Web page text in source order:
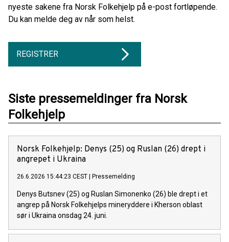
nyeste sakene fra Norsk Folkehjelp på e-post fortløpende.
Du kan melde deg av når som helst.
REGISTRER
Siste pressemeldinger fra Norsk
Folkehjelp
Norsk Folkehjelp: Denys (25) og Ruslan (26) drept i
angrepet i Ukraina
26.6.2026 15:44:23 CEST Pressemelding
Denys Butsnev (25) og Ruslan Simonenko (26) ble drept i et
angrep på Norsk Folkehjelps mineryddere i Kherson oblast
sør i Ukraina onsdag 24. juni.